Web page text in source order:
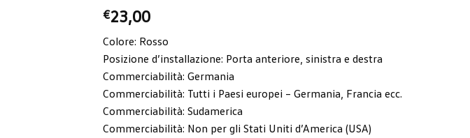
€23,00
Colore: Rosso
Posizione d’installazione: Porta anteriore, sinistra e destra
Commerciabilità: Germania
Commerciabilità: Tutti i Paesi europei – Germania, Francia ecc.
Commerciabilità: Sudamerica
Commerciabilità: Non per gli Stati Uniti d’America (USA)